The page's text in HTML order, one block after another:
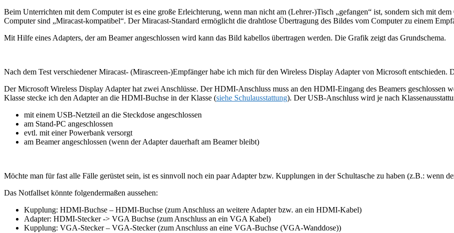
Beim Unterrichten mit dem Computer ist es eine große Erleichterung, wenn man nicht am (Lehrer-)Tisch „gefangen“ ist, sondern sich mit
Computer sind „Miracast-kompatibel“. Der Miracast-Standard ermöglicht die drahtlose Übertragung des Bildes vom Computer zu einem
Mit Hilfe eines Adapters, der am Beamer angeschlossen wird kann das Bild kabellos übertragen werden. Die Grafik zeigt das Grundschema.
Nach dem Test verschiedener Miracast- (Mirascreen-)Empfänger habe ich mich für den Wireless Display Adapter von Microsoft entschieden.
Der Microsoft Wireless Display Adapter hat zwei Anschlüsse. Der HDMI-Anschluss muss an den HDMI-Eingang des Beamers geschlossen
Klasse stecke ich den Adapter an die HDMI-Buchse in der Klasse (siehe Schulausstattung). Der USB-Anschluss wird je nach
mit einem USB-Netzteil an die Steckdose angeschlossen
am Stand-PC angeschlossen
evtl. mit einer Powerbank versorgt
am Beamer angeschlossen (wenn der Adapter dauerhaft am Beamer bleibt)
Möchte man für fast alle Fälle gerüstet sein, ist es sinnvoll noch ein paar Adapter bzw. Kupplungen in der Schultasche zu haben (z.B.: wenn
Das Notfallset könnte folgendermaßen aussehen:
Kupplung: HDMI-Buchse – HDMI-Buchse (zum Anschluss an weitere Adapter bzw. an ein HDMI-Kabel)
Adapter: HDMI-Stecker -> VGA Buchse (zum Anschluss an ein VGA Kabel)
Kupplung: VGA-Stecker – VGA-Stecker (zum Anschluss an eine VGA-Buchse (VGA-Wanddose))